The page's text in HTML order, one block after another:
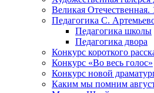
Великая
Педагогика С.
Педагогика школы
Педагогика двора
Конкурс короткого
Конкурс «Во весь голос»
Конкурс новой
Каким мы помним